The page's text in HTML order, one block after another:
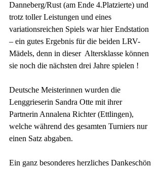
Danneberg/Rust (am Ende 4.Platzierte) und
trotz toller Leistungen und eines
variationsreichen Spiels war hier Endstation
– ein gutes Ergebnis für die beiden LRV-
Mädels, denn in dieser  Altersklasse können
sie noch die nächsten drei Jahre spielen !
Deutsche Meisterinnen wurden die
Lenggrieserin Sandra Otte mit ihrer
Partnerin Annalena Richter (Ettlingen),
welche während des gesamten Turniers nur
einen Satz abgaben.
Ein ganz besonderes herzliches Dankeschön